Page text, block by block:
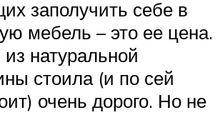
заполучить себе в
мебель – это ее цена.
натуральной
стоила (и по сей
очень дорого. Но не